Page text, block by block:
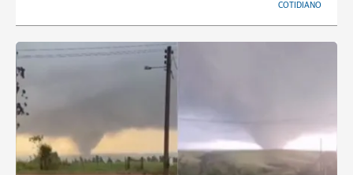
COTIDIANO